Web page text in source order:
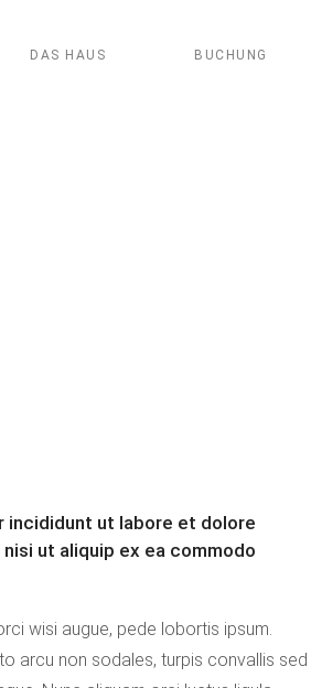
DAS HAUS BUCHUNG
incididunt ut labore et dolore
ut aliquip ex ea commodo